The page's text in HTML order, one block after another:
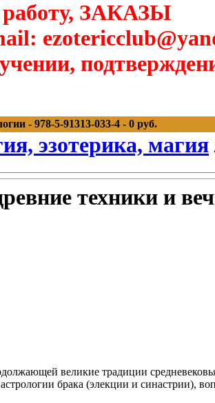
ЗАКАЗЫ
- 978-5-91313-033-4 - 0 руб.
эзотерика, магия
техники и
великие традиции
брака (элекции и синастрии),